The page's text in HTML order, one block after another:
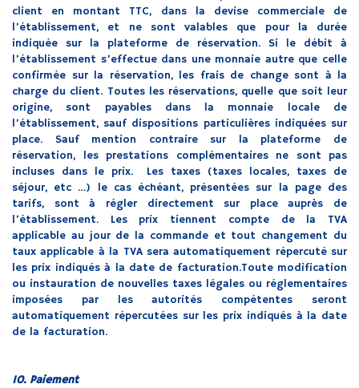
client en montant TTC, dans la devise commerciale de
l’établissement, et ne sont valables que pour la durée
indiquée sur la plateforme de réservation. Si le débit à
l’établissement s’effectue dans une monnaie autre que celle
confirmée sur la réservation, les frais de change sont à la
charge du client. Toutes les réservations, quelle que soit leur
origine, sont payables dans la monnaie locale de
l’établissement, sauf dispositions particulières indiquées sur
place. Sauf mention contraire sur la plateforme de
réservation, les prestations complémentaires ne sont pas
incluses dans le prix. Les taxes (taxes locales, taxes de
séjour, etc …) le cas échéant, présentées sur la page des
tarifs, sont à régler directement sur place auprès de
l’établissement. Les prix tiennent compte de la TVA
applicable au jour de la commande et tout changement du
taux applicable à la TVA sera automatiquement répercuté sur
les prix indiqués à la date de facturation.Toute modification
ou instauration de nouvelles taxes légales ou réglementaires
imposées par les autorités compétentes seront
automatiquement répercutées sur les prix indiqués à la date
de la facturation.
10. Paiement